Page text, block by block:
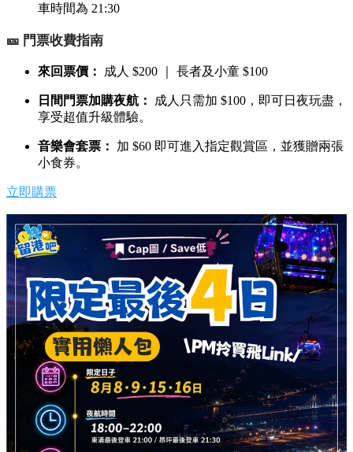
車時間為 21:30
🎫 門票收費指南
來回票價： 成人 $200 ｜ 長者及小童 $100
日間門票加購夜航：
成人只需加 $100，即可日夜玩盡，
享受超值升級體驗。
音樂會套票：
加 $60 即可進入指定觀賞區，並獲贈兩張
小食券。
立即購票